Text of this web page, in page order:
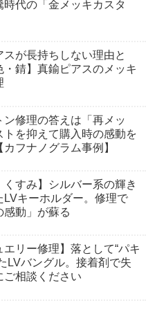
時代の「金メッキカスタ
スが長持ちしない理由と
・錆】真鍮ピアスのメッキ
ン修理の答えは「再メッ
トを抑えて購入時の感動を
カフナノグラム事例】
くすみ】シルバー系の輝き
LVキーホルダー。修理で
感動」が蘇る
エリー修理】落として“パキ
LVバングル。接着剤で失
ご相談ください